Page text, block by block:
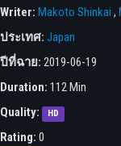
Writer: Makoto Shinkai ,
ประเทศ: Japan
ปีที่ฉาย: 2019-06-19
Duration: 112 Min
Quality:
HD
Rating: 0